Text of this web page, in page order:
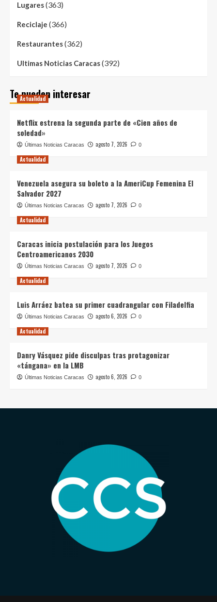
Lugares(363)
Reciclaje (366)
Restaurantes(362)
Ultimas Noticias Caracas(392)
Te pueden interesar
Actualidad
Netflix estrena la segunda parte de «Cien años de
soledad»
Últimas Noticias Caracas agosto 7, 2026 0
Actualidad
Venezuela asegura su boleto a la AmeriCup Femenina El
Salvador 2027
Últimas Noticias Caracas agosto 7, 2026 0
Actualidad
Caracas inicia postulación para los Juegos
Centroamericanos 2030
Últimas Noticias Caracas agosto 7, 2026 0
Actualidad
Luis Arráez batea su primer cuadrangular con Filadelfia
Últimas Noticias Caracas agosto 6, 2026 0
Actualidad
Danry Vásquez pide disculpas tras protagonizar
«tángana» en la LMB
Últimas Noticias Caracas agosto 6, 2026 0